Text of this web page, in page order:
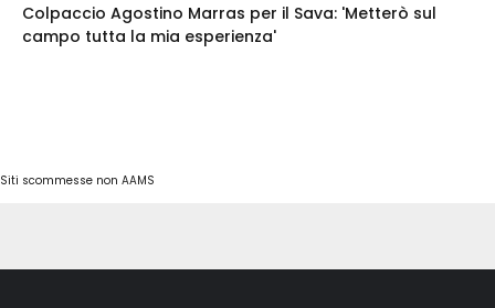
Colpaccio Agostino Marras per il Sava: 'Metterò sul
campo tutta la mia esperienza'
Siti scommesse non AAMS